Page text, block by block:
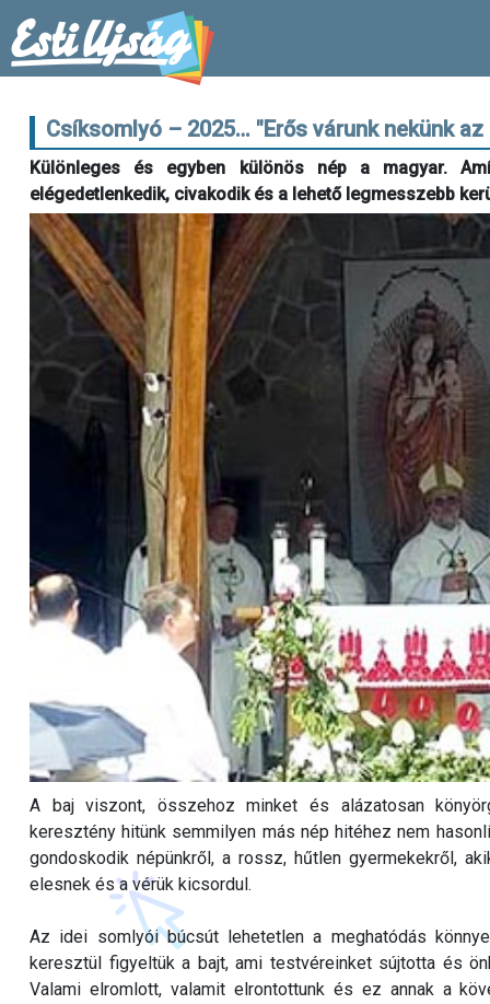
Csíksomlyó – 2025… "Erős várunk nekünk
Különleges és egyben különös nép a magyar.
elégedetlenkedik, civakodik és a lehető legmesszebb
A baj viszont, összehoz minket és alázatosan
keresztény hitünk semmilyen más nép hitéhez nem
gondoskodik népünkről, a rossz, hűtlen gyermekekről,
elesnek és a vérük kicsordul.
Az idei somlyói búcsút lehetetlen a meghatódás
keresztül figyeltük a bajt, ami testvéreinket sújtotta és
Valami elromlott, valamit elrontottunk és ez annak a